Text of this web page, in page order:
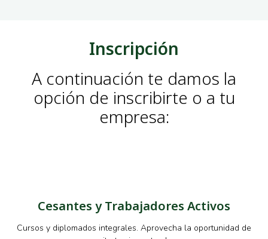
Inscripción
A continuación te damos la
opción de inscribirte o a tu
empresa:
Cesantes y Trabajadores Activos
Cursos y diplomados integrales. Aprovecha la oportunidad de